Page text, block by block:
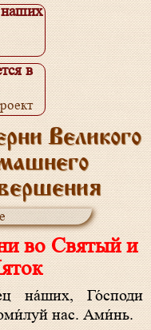
в
Великого
во Святый и
нас. Ами́нь.